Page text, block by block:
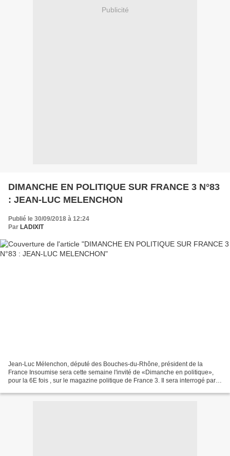
Publicité
DIMANCHE EN POLITIQUE SUR FRANCE 3 N°83
: JEAN-LUC MELENCHON
Publié le 30/09/2018 à 12:24
Par LADIXIT
Jean-Luc Mélenchon, député des Bouches-du-Rhône, président de la
France Insoumise sera cette semaine l'invité de «Dimanche en politique»,
pour la 6E fois , sur le magazine politique de France 3. Il sera interrogé par